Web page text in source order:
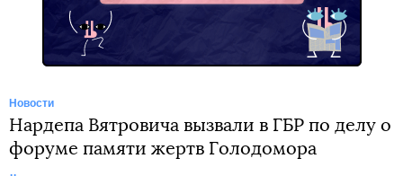
Новости
Нардепа Вятровича вызвали в ГБР по делу о
форуме памяти жертв Голодомора